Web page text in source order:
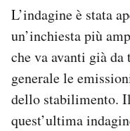
L’indagine è stata
un’inchiesta più
che va avanti già
generale le
dello stabilimento.
quest’ultima